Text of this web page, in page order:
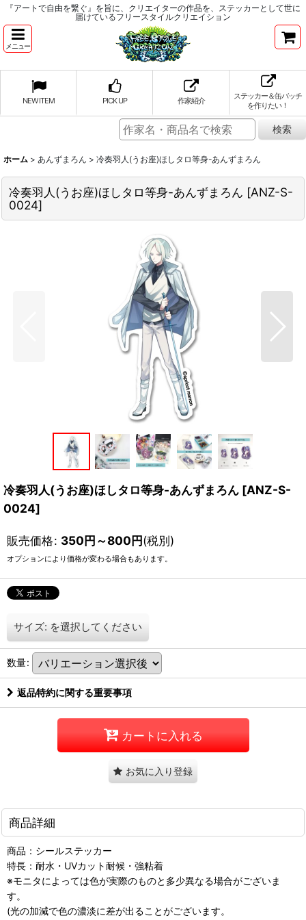
『アートで自由を繋ぐ』を旨に、クリエイターの作品を、ステッカーとして世に
届けているフリースタイルクリエイション
メニュー
NEW ITEM PICK UP 作家紹介
ステッカー＆缶バッチ
を作りたい！
ホーム > あんずまろん > 冷奏羽人(うお座)ほしタロ等身-あんずまろん
冷奏羽人(うお座)ほしタロ等身-あんずまろん [ANZ-S-
0024]
冷奏羽人(うお座)ほしタロ等身-あんずまろん [ANZ-S-
0024]
販売価格: 350円～800円(税別)
オプションにより価格が変わる場合もあります。
サイズ: を選択してください
数量:
返品特約に関する重要事項
カートに入れる
お気に入り登録
商品詳細
商品：シールステッカー
特長：耐水・UVカット耐候・強粘着
※モニタによっては色が実際のものと多少異なる場合がございま
す。
(光の加減で色の濃淡に差が出ることがございます。